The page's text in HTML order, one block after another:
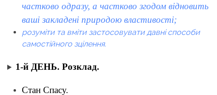
частково одразу, а частково згодом відновить
ваші закладені природою властивості;
розуміти та вміти застосовувати давні способи
самостійного зцілення.
1-й ДЕНЬ. Розклад.
Стан Спасу.